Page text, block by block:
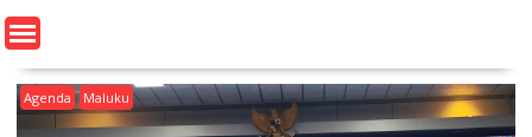
e
n
Agenda Maluku